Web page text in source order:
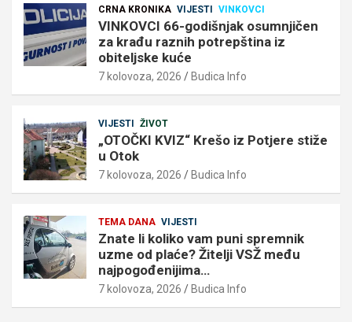
CRNA KRONIKA VIJESTI VINKOVCI
VINKOVCI 66-godišnjak osumnjičen
za krađu raznih potrepština iz
obiteljske kuće
7 kolovoza, 2026 Budica Info
VIJESTI ŽIVOT
„OTOČKI KVIZ“ Krešo iz Potjere stiže
u Otok
7 kolovoza, 2026 Budica Info
TEMA DANA VIJESTI
Znate li koliko vam puni spremnik
uzme od plaće? Žitelji VSŽ među
najpogođenijima…
7 kolovoza, 2026 Budica Info